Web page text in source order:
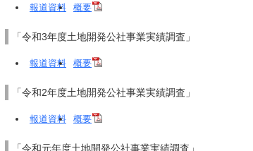
報道資料 概要
「令和3年度土地開発公社事業実績調査」
報道資料 概要
「令和2年度土地開発公社事業実績調査」
報道資料 概要
「令和元年度土地開発公社事業実績調査」